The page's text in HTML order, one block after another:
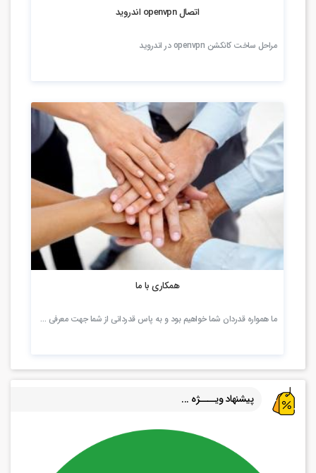
اتصال openvpn اندروید
مراحل ساخت کانکشن openvpn در اندروید
همکاری با ما
ما همواره قدردان شما خواهیم بود و به پاس قدردانی از شما جهت معرفی …
پیشنهاد ویــــژه ...